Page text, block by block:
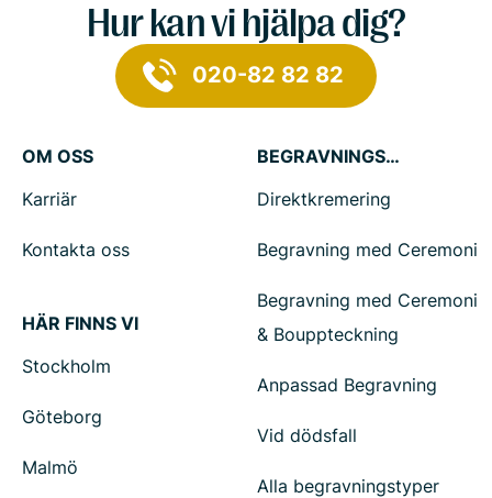
Hur kan vi hjälpa dig?
020-82 82 82
OM OSS
Karriär
Kontakta oss
HÄR FINNS VI
Stockholm
Göteborg
Malmö
BEGRAVNINGSTJÄNSTER
Direktkremering
Begravning med Ceremoni
Begravning med Ceremoni
& Bouppteckning
Anpassad Begravning
Vid dödsfall
Alla begravningstyper